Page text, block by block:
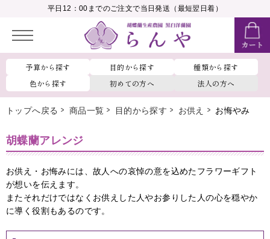
平日12：00までのご注文で当日発送（最短翌日着）
予算から探す 目的から探す
種類から探す
色から探す
初めての方へ 法人の方へ
会員ランク：__MEMBER_RANK_NAME__
トップへ戻る 商品一覧 目的から探す お供え お悔やみ
胡蝶蘭アレンジ
お供え・お悔みには、故人への哀悼の意を込めたフラワーギフト
が想いを伝えます。
またそれだけではなくお供えした人やお参りした人の心を穏やか
に導く役割もあるのです。